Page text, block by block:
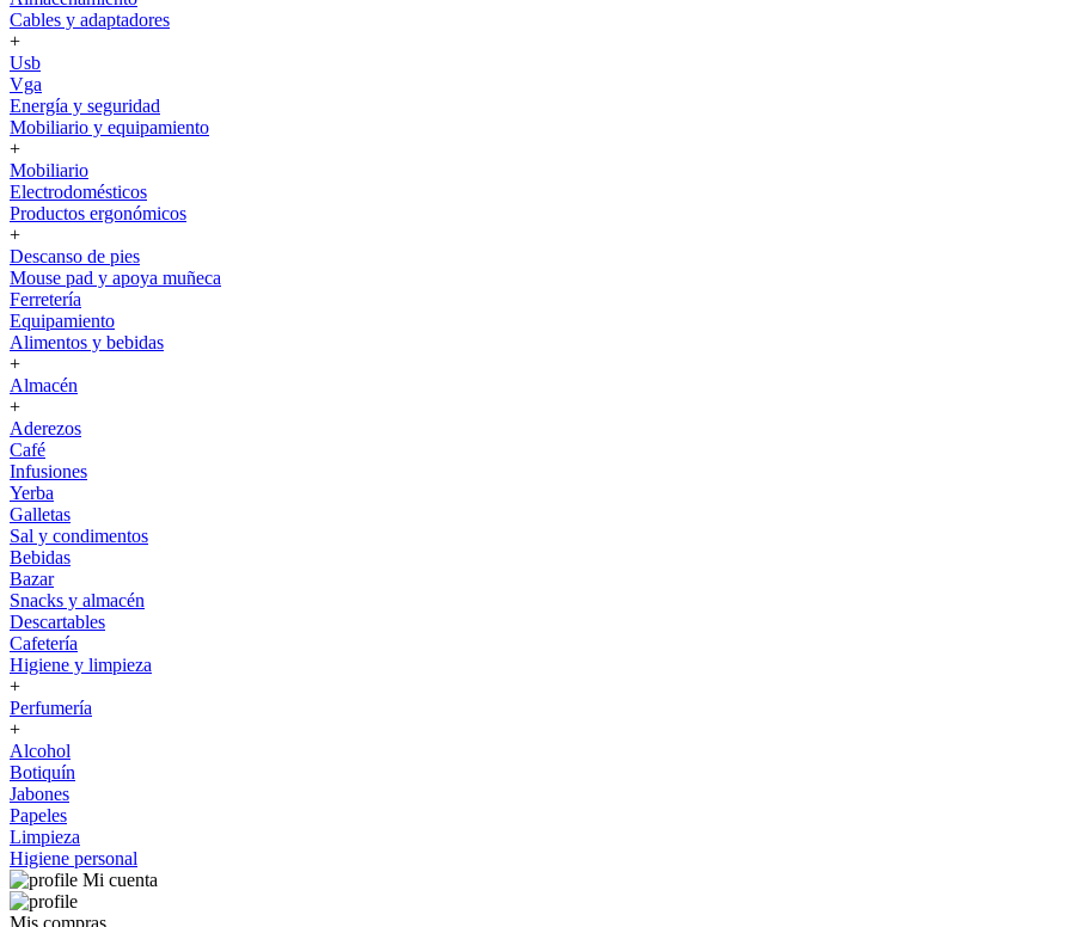
Cables y adaptadores
+
Usb
Vga
Energía y seguridad
Mobiliario y equipamiento
+
Mobiliario
Electrodomésticos
Productos ergonómicos
+
Descanso de pies
Mouse pad y apoya muñeca
Ferretería
Equipamiento
Alimentos y bebidas
+
Almacén
+
Aderezos
Café
Infusiones
Yerba
Galletas
Sal y condimentos
Bebidas
Bazar
Snacks y almacén
Descartables
Cafetería
Higiene y limpieza
+
Perfumería
+
Alcohol
Botiquín
Jabones
Papeles
Limpieza
Higiene personal
Mi cuenta
Mis compras